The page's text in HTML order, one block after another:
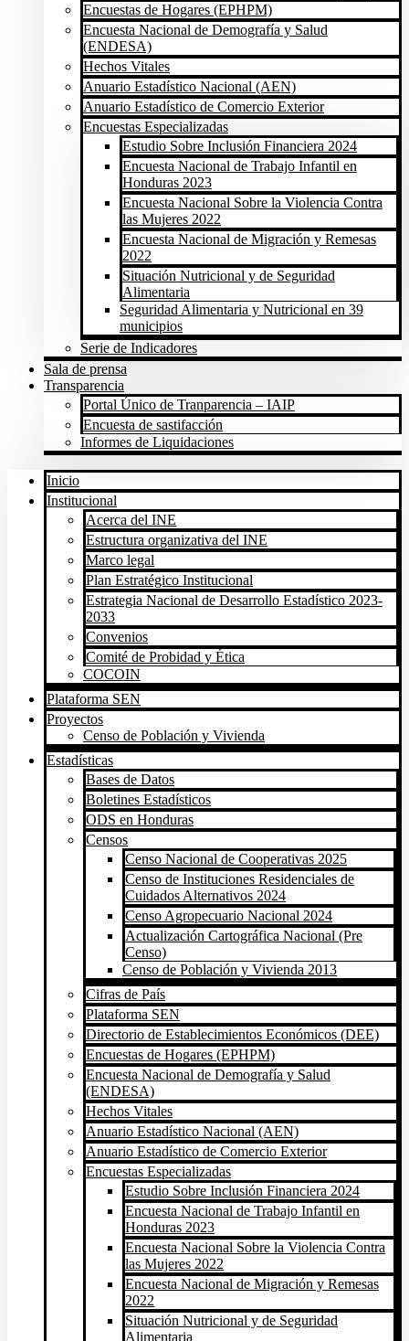
Encuestas de Hogares (EPHPM)
Encuesta Nacional de Demografía y Salud
(ENDESA)
Hechos Vitales
Anuario Estadístico Nacional (AEN)
Anuario Estadístico de Comercio Exterior
Encuestas Especializadas
Estudio Sobre Inclusión Financiera 2024
Encuesta Nacional de Trabajo Infantil en
Honduras 2023
Encuesta Nacional Sobre la Violencia Contra
las Mujeres 2022
Encuesta Nacional de Migración y Remesas
2022
Situación Nutricional y de Seguridad
Alimentaria
Seguridad Alimentaria y Nutricional en 39
municipios
Serie de Indicadores
Sala de prensa
Transparencia
Portal Único de Tranparencia – IAIP
Encuesta de sastifacción
Informes de Liquidaciones
Inicio
Institucional
Acerca del INE
Estructura organizativa del INE
Marco legal
Plan Estratégico Institucional
Estrategia Nacional de Desarrollo Estadístico 2023-
2033
Convenios
Comité de Probidad y Ética
COCOIN
Plataforma SEN
Proyectos
Censo de Población y Vivienda
Estadísticas
Bases de Datos
Boletines Estadísticos
ODS en Honduras
Censos
Censo Nacional de Cooperativas 2025
Censo de Instituciones Residenciales de
Cuidados Alternativos 2024
Censo Agropecuario Nacional 2024
Actualización Cartográfica Nacional (Pre
Censo)
Censo de Población y Vivienda 2013
Cifras de País
Plataforma SEN
Directorio de Establecimientos Económicos (DEE)
Encuestas de Hogares (EPHPM)
Encuesta Nacional de Demografía y Salud
(ENDESA)
Hechos Vitales
Anuario Estadístico Nacional (AEN)
Anuario Estadístico de Comercio Exterior
Encuestas Especializadas
Estudio Sobre Inclusión Financiera 2024
Encuesta Nacional de Trabajo Infantil en
Honduras 2023
Encuesta Nacional Sobre la Violencia Contra
las Mujeres 2022
Encuesta Nacional de Migración y Remesas
2022
Situación Nutricional y de Seguridad
Alimentaria